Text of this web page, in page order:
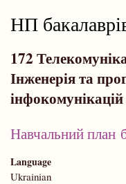
НП
172
Інженерія та
інфокомунікацій
Навчальний план
Language
Ukrainian